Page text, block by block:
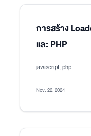
การสร้าง
และ PHP
javascript, php
Nov. 22, 2024